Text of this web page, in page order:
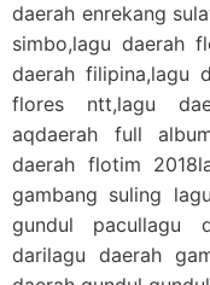
daerah enrekang
simbo,lagu daerah
daerah filipina,lagu
flores ntt,lagu
aqdaerah full
daerah flotim
gambang suling
gundul pacullagu
darilagu daerah